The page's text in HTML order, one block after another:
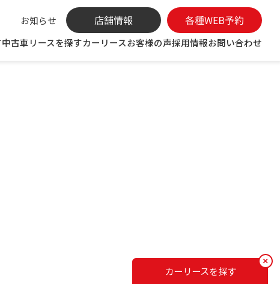
お知らせ
中古車リースを探すカーリースお客様の声採用情報お問い合わせ
カーリースを探す